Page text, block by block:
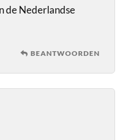
de Nederlandse
BEANTWOORDEN